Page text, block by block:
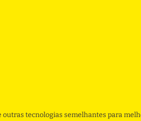
outras tecnologias semelhantes para